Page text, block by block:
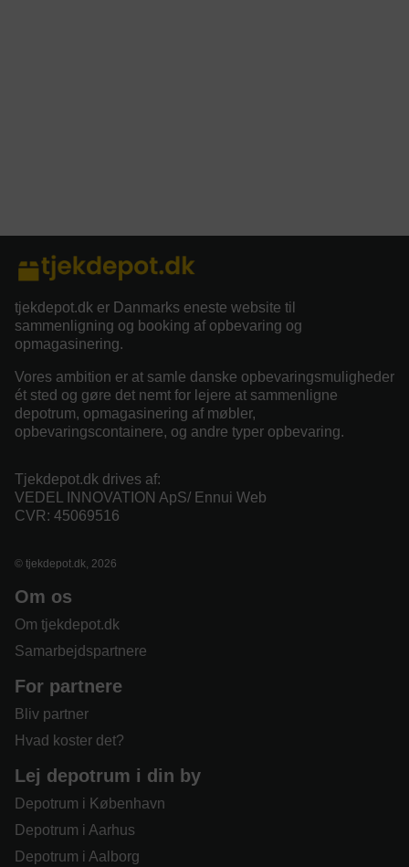
tjekdepot.dk er Danmarks eneste website til
sammenligning og booking af opbevaring og
opmagasinering.
Vores ambition er at samle danske opbevaringsmuligheder
ét sted og gøre det nemt for lejere at sammenligne
depotrum, opmagasinering af møbler,
opbevaringscontainere, og andre typer opbevaring.
Tjekdepot.dk drives af:
VEDEL INNOVATION ApS/ Ennui Web
CVR: 45069516
© tjekdepot.dk, 2026
Om os
Om tjekdepot.dk
Samarbejdspartnere
For partnere
Bliv partner
Hvad koster det?
Lej depotrum i din by
Depotrum i København
Depotrum i Aarhus
Depotrum i Aalborg